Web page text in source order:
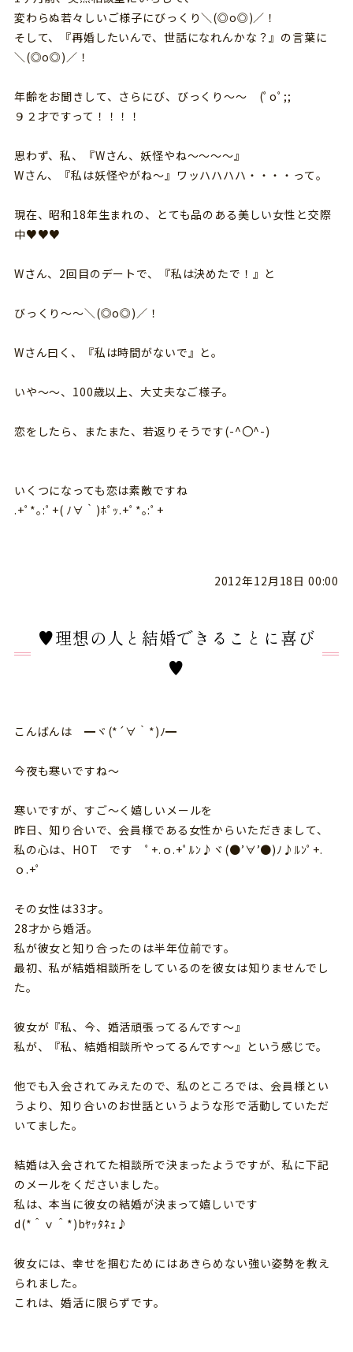
変わらぬ若々しいご様子にびっくり＼(◎o◎)／！
そして、『再婚したいんで、世話になれんかな？』の言葉に
＼(◎o◎)／！
年齢をお聞きして、さらにび、びっくり～～ (ﾟoﾟ;;
９２才ですって！！！！
思わず、私、『Wさん、妖怪やね～～～～』
Wさん、『私は妖怪やがね～』ワッハハハハ・・・・って。
現在、昭和18年生まれの、とても品のある美しい女性と交際
中♥♥♥
Wさん、2回目のデートで、『私は決めたで！』と
びっくり～～＼(◎o◎)／！
Wさん曰く、『私は時間がないで』と。
いや～～、100歳以上、大丈夫なご様子。
恋をしたら、またまた、若返りそうです(-^〇^-)
いくつになっても恋は素敵ですね
.+ﾟ*｡:ﾟ+( ﾉ∀｀)ﾎﾟｯ.+ﾟ*｡:ﾟ+
2012年12月18日 00:00
♥理想の人と結婚できることに喜び
♥
こんばんは ━ヾ(*´∀｀*)ﾉ━
今夜も寒いですね～
寒いですが、すご～く嬉しいメールを
昨日、知り合いで、会員様である女性からいただきまして、
私の心は、HOT です ﾟ+.ｏ.+ﾟﾙﾝ♪ヾ(●’∀’●)ﾉ♪ﾙﾝﾟ+.
ｏ.+ﾟ
その女性は33才。
28才から婚活。
私が彼女と知り合ったのは半年位前です。
最初、私が結婚相談所をしているのを彼女は知りませんでし
た。
彼女が『私、今、婚活頑張ってるんです～』
私が、『私、結婚相談所やってるんです～』という感じで。
他でも入会されてみえたので、私のところでは、会員様とい
うより、知り合いのお世話というような形で活動していただ
いてました。
結婚は入会されてた相談所で決まったようですが、私に下記
のメールをくださいました。
私は、本当に彼女の結婚が決まって嬉しいです
d(*＾ｖ＾*)bﾔｯﾀﾈｪ♪
彼女には、幸せを掴むためにはあきらめない強い姿勢を教え
られました。
これは、婚活に限らずです。